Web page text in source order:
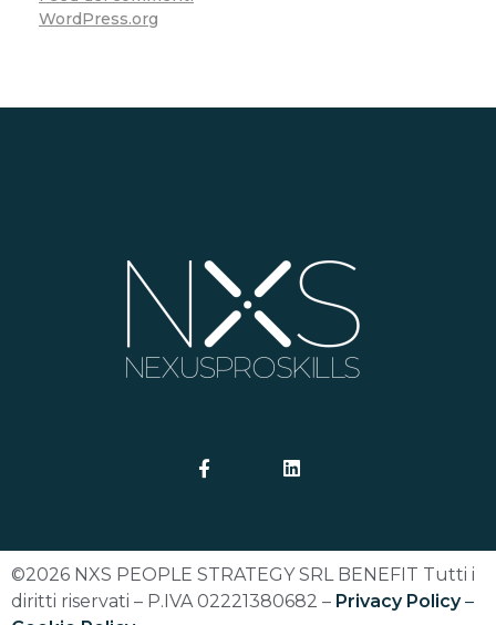
WordPress.org
©2026 NXS PEOPLE STRATEGY SRL BENEFIT Tutti i
diritti riservati – P.IVA 02221380682 – Privacy Policy –